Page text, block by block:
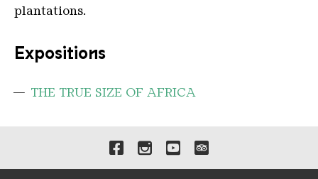
plantations.
Expositions
THE TRUE SIZE OF AFRICA
Liens vers nos canaux de